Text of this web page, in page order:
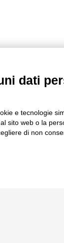
dati
e tecnologie
sito web o la
di non